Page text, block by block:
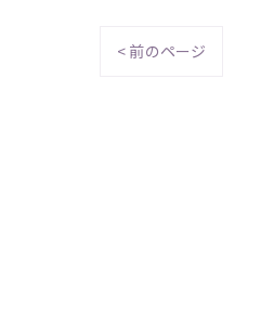
< 前のページ